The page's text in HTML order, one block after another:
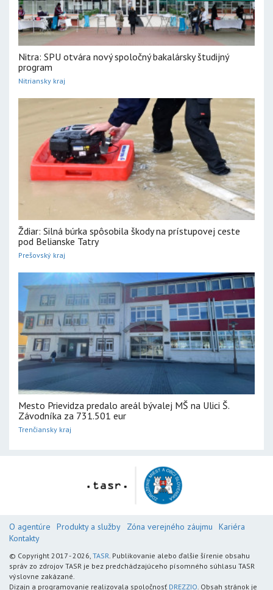
Nitra: SPU otvára nový spoločný bakalársky študijný
program
Nitriansky kraj
Ždiar: Silná búrka spôsobila škody na prístupovej ceste
pod Belianske Tatry
Prešovský kraj
Mesto Prievidza predalo areál bývalej MŠ na Ulici Š.
Závodníka za 731.501 eur
Trenčiansky kraj
O agentúre Produkty a služby Zóna verejného záujmu
Kariéra
Kontakty
© Copyright 2017 - 2026, TASR. Publikovanie alebo ďalšie šírenie obsahu
správ zo zdrojov TASR je bez predchádzajúceho písomného súhlasu TASR
výslovne zakázané.
Dizajn a programovanie realizovala spoločnosť DREZZIO. Obsah stránok je